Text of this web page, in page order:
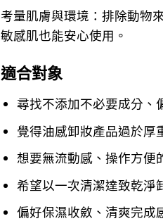
考量肌膚與環境：排除動物
敏感肌也能安心使用。
適合對象
尋找不添加不必要成分、
覺得油感卸妝產品過於厚
想要無流動感、操作方便
希望以一次清潔達致乾淨
偏好保濕收斂、清爽完成